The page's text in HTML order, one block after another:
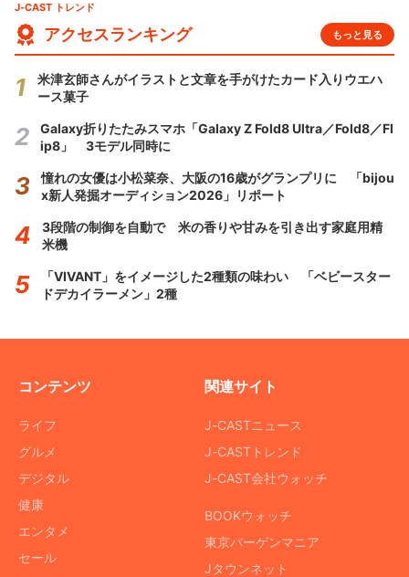
J-CAST トレンド
アクセスランキング もっと見る
米津玄師さんがイラストと文章を手がけたカード入りウエハ
ース菓子
Galaxy折りたたみスマホ「Galaxy Z Fold8 Ultra／Fold8／Fl
ip8」 3モデル同時に
憧れの女優は小松菜奈、大阪の16歳がグランプリに 「bijou
x新人発掘オーディション2026」リポート
3段階の制御を自動で 米の香りや甘みを引き出す家庭用精
米機
「VIVANT」をイメージした2種類の味わい 「ベビースター
ドデカイラーメン」2種
コンテンツ
ライフ
グルメ
デジタル
健康
エンタメ
セール
関連サイト
J-CASTニュース
J-CASTトレンド
J-CAST会社ウォッチ
BOOKウォッチ
東京バーゲンマニア
Jタウンネット